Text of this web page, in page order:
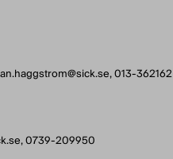
013-362162
0739-209950